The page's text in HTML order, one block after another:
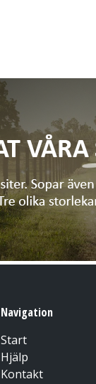
Navigation
Start
Hjälp
Kontakt